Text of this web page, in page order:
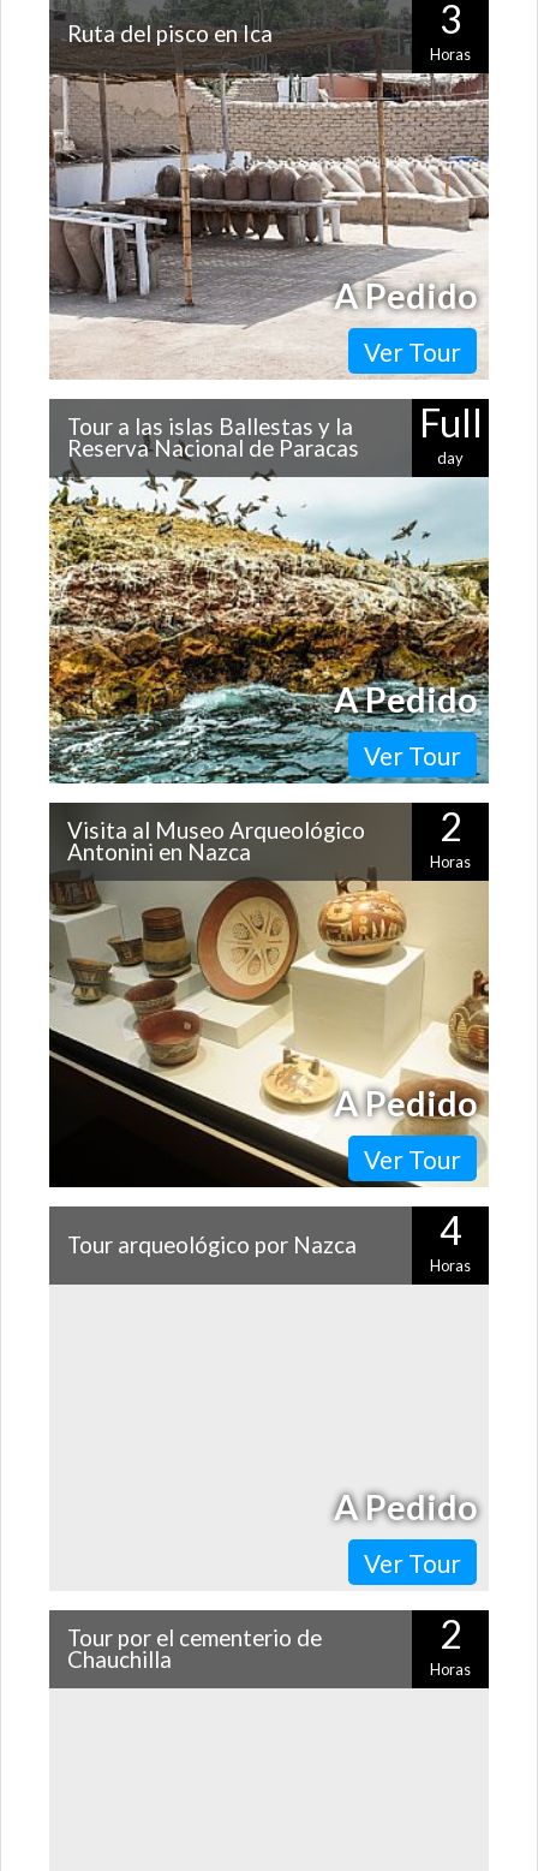
Ruta del pisco en Ica 3
Horas
Ica se ha convertido en una de las provincias más
importantes de Perú en cuanto a la producción de vino
y pisco. Este recorrido te…
Ver Tour
A Pedido
Tour a las islas Ballestas y la
Reserva Nacional de Paracas
Full
day
Muy cerca de Lima se encuentran grandes atractivos de
la costa peruana: las islas Ballestas, la Reserva Nacional
de Paracas y hermosas…
Ver Tour
A Pedido
Visita al Museo Arqueológico
Antonini en Nazca
2
Horas
Si andas por Nazca no puedes perderte una visita a este
entretenido museo, que te explicará los hallazgos
arqueológicos más importantes…
Ver Tour
A Pedido
Tour arqueológico por Nazca 4
Horas
Ver Tour
A Pedido
Tour por el cementerio de
Chauchilla
2
Horas